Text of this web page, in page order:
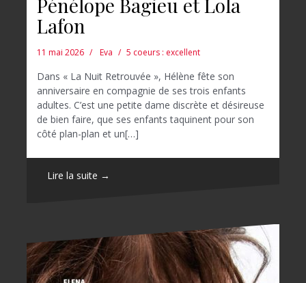
Pénélope Bagieu et Lola
Lafon
11 mai 2026 Eva 5 coeurs : excellent
Dans « La Nuit Retrouvée », Hélène fête son
anniversaire en compagnie de ses trois enfants
adultes. C’est une petite dame discrète et désireuse
de bien faire, que ses enfants taquinent pour son
côté plan-plan et un[…]
Lire la suite →